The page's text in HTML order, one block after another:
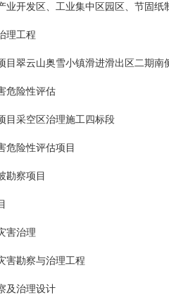
业开发区、工业集中区园区、节固
理工程
目翠云山奥雪小镇滑进滑出区二期南
危险性评估
目采空区治理施工四标段
危险性评估项目
勘察项目
害治理
害勘察与治理工程
及治理设计